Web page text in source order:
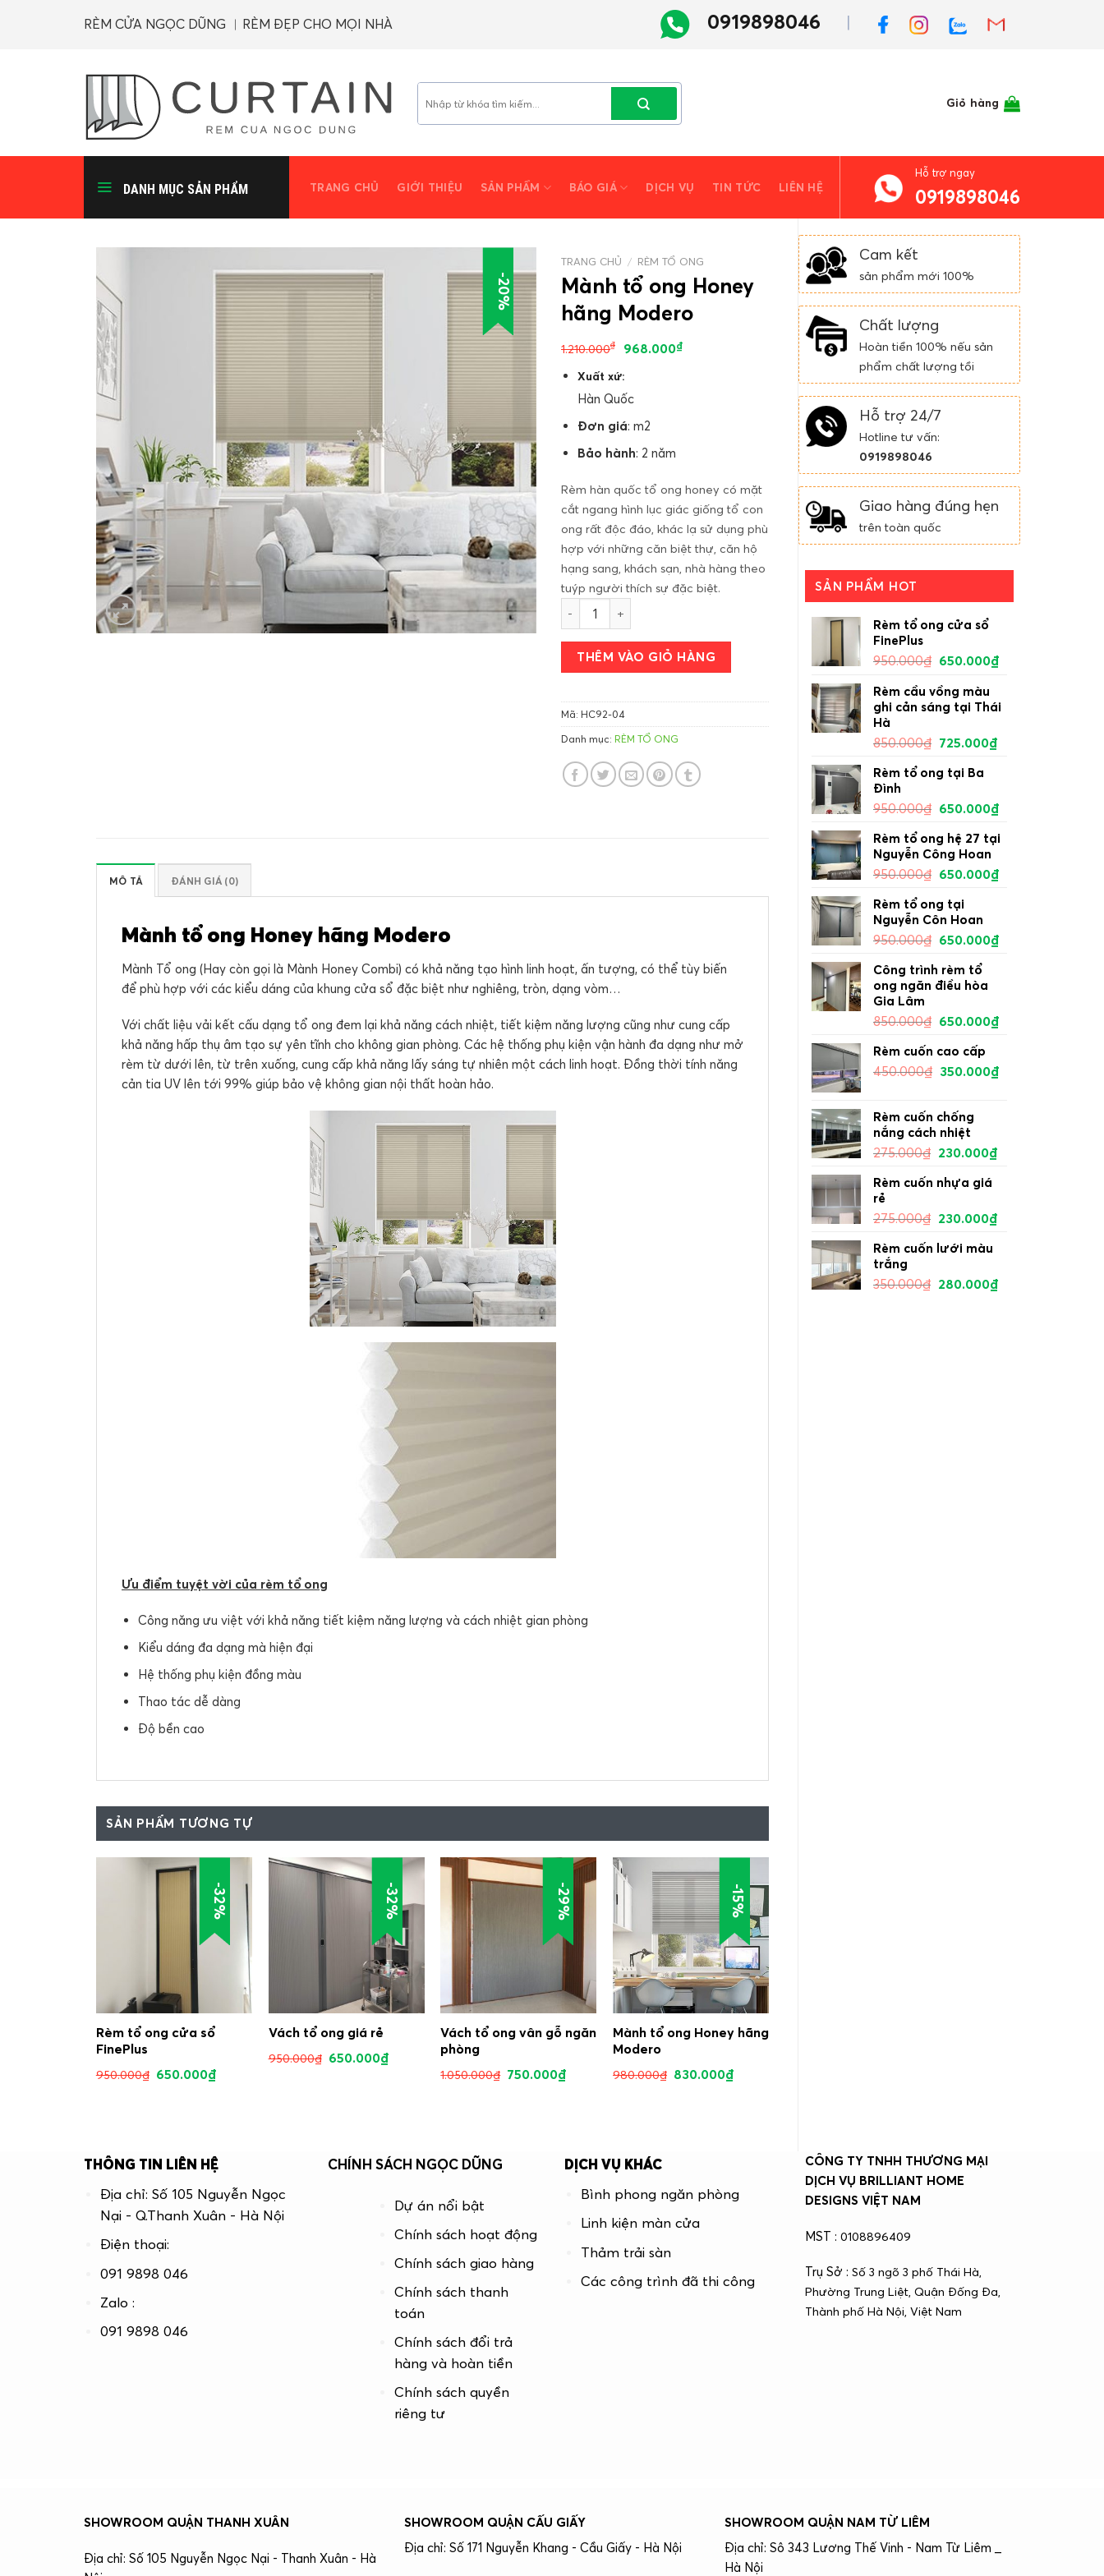
RÈM CỬA NGỌC DŨNG ︱RÈM ĐẸP CHO MỌI NHÀ 0919898046
kiếm:
Giỏ hàng
DANH MỤC SẢN PHẨM TRANG CHỦ GIỚI THIỆU SẢN PHẨM BÁO GIÁ DỊCH VỤ TIN TỨC LIÊN HỆ
Hỗ trợ ngay
0919898046
Cam kết
sản phẩm mới 100%
Chất lượng
Hoàn tiền 100% nếu sản
phẩm chất lượng tồi
Hỗ trợ 24/7
Hotline tư vấn:
0919898046
Giao hàng đúng hẹn
trên toàn quốc
SẢN PHẨM HOT
Rèm tổ ong cửa sổ
FinePlus
950.000₫ 650.000₫
Rèm cầu vồng màu
ghi cản sáng tại Thái
Hà
850.000₫ 725.000₫
Rèm tổ ong tại Ba
Đình
950.000₫ 650.000₫
Rèm tổ ong hệ 27 tại
Nguyễn Công Hoan
950.000₫ 650.000₫
Rèm tổ ong tại
Nguyễn Côn Hoan
950.000₫ 650.000₫
Công trình rèm tổ
ong ngăn điều hòa
Gia Lâm
850.000₫ 650.000₫
Rèm cuốn cao cấp
450.000₫ 350.000₫
Rèm cuốn chống
nắng cách nhiệt
275.000₫ 230.000₫
Rèm cuốn nhựa giá
rẻ
275.000₫ 230.000₫
Rèm cuốn lưới màu
trắng
350.000₫ 280.000₫
-20%
TRANG CHỦ / RÈM TỔ ONG
Mành tổ ong Honey
hãng Modero
1.210.000₫ 968.000₫
Xuất xứ:
Hàn Quốc
Đơn giá: m2
Bảo hành: 2 năm
Rèm hàn quốc tổ ong honey có mặt
cắt ngang hình lục giác giống tổ con
ong rất độc đáo, khác lạ sử dụng phù
hợp với những căn biệt thự, căn hộ
hạng sang, khách sạn, nhà hàng theo
tuýp người thích sự đặc biệt.
Mành tổ ong Honey hãng Modero số lượng
THÊM VÀO GIỎ HÀNG
Mã: HC92-04
Danh mục: RÈM TỔ ONG
MÔ TẢ ĐÁNH GIÁ (0)
Mành tổ ong Honey hãng Modero
Mành Tổ ong (Hay còn gọi là Mành Honey Combi) có khả năng tạo hình linh hoạt, ấn tượng, có thể tùy biến
để phù hợp với các kiểu dáng của khung cửa sổ đặc biệt như nghiêng, tròn, dạng vòm…
Với chất liệu vải kết cấu dạng tổ ong đem lại khả năng cách nhiệt, tiết kiệm năng lượng cũng như cung cấp
khả năng hấp thụ âm tạo sự yên tĩnh cho không gian phòng. Các hệ thống phụ kiện vận hành đa dạng như mở
rèm từ dưới lên, từ trên xuống, cung cấp khả năng lấy sáng tự nhiên một cách linh hoạt. Đồng thời tính năng
cản tia UV lên tới 99% giúp bảo vệ không gian nội thất hoàn hảo.
Ưu điểm tuyệt vời của rèm tổ ong
Công năng ưu việt với khả năng tiết kiệm năng lượng và cách nhiệt gian phòng
Kiểu dáng đa dạng mà hiện đại
Hệ thống phụ kiện đồng màu
Thao tác dễ dàng
Độ bền cao
SẢN PHẨM TƯƠNG TỰ
-32%
Rèm tổ ong cửa sổ
FinePlus
950.000₫ 650.000₫
-32%
Vách tổ ong giá rẻ
950.000₫ 650.000₫
-29%
Vách tổ ong vân gỗ ngăn
phòng
1.050.000₫ 750.000₫
-15%
Mành tổ ong Honey hãng
Modero
980.000₫ 830.000₫
THÔNG TIN LIÊN HỆ
Địa chỉ: Số 105 Nguyễn Ngọc
Nại - Q.Thanh Xuân - Hà Nội
Điện thoại:
091 9898 046
Zalo :
091 9898 046
CHÍNH SÁCH NGỌC DŨNG
Dự án nổi bật
Chính sách hoạt động
Chính sách giao hàng
Chính sách thanh
toán
Chính sách đổi trả
hàng và hoàn tiền
Chính sách quyền
riêng tư
DỊCH VỤ KHÁC
Bình phong ngăn phòng
Linh kiện màn cửa
Thảm trải sàn
Các công trình đã thi công
CÔNG TY TNHH THƯƠNG MẠI
DỊCH VỤ BRILLIANT HOME
DESIGNS VIỆT NAM
MST : 0108896409
Trụ Sở : Số 3 ngõ 3 phố Thái Hà,
Phường Trung Liệt, Quận Đống Đa,
Thành phố Hà Nội, Việt Nam
SHOWROOM QUẬN THANH XUÂN
Địa chỉ: Số 105 Nguyễn Ngọc Nại - Thanh Xuân - Hà
SHOWROOM QUẬN CẤU GIẤY
Địa chỉ: Số 171 Nguyễn Khang - Cầu Giấy - Hà Nội
SHOWROOM QUẬN NAM TỪ LIÊM
Địa chỉ: Sô 343 Lương Thế Vinh - Nam Từ Liêm _
Hà Nội